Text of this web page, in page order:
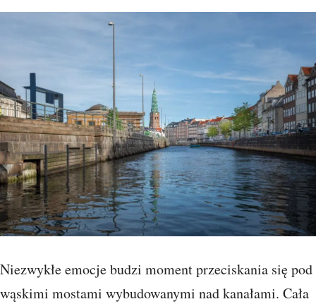
Niezwykłe emocje budzi moment przeciskania się pod
wąskimi mostami wybudowanymi nad kanałami. Cała